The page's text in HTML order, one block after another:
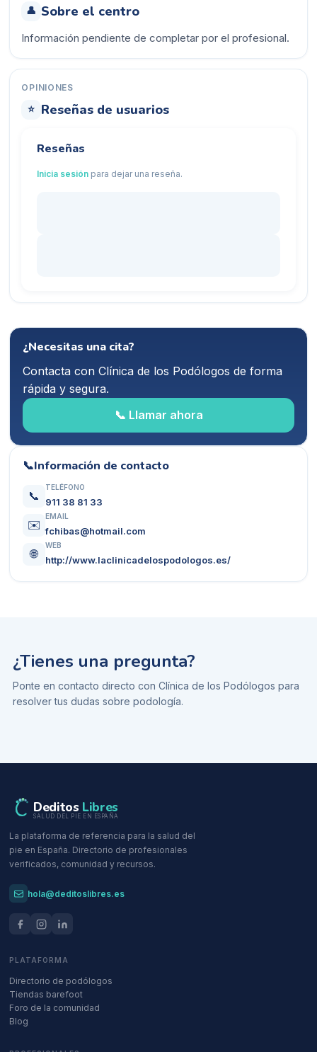
👤 Sobre el centro
Información pendiente de completar por el profesional.
OPINIONES
⭐ Reseñas de usuarios
Reseñas
Inicia sesión para dejar una reseña.
¿Necesitas una cita?
Contacta conClínica de los Podólogos de forma
rápida y segura.
📞 Llamar ahora
📞Información de contacto
📞
TELÉFONO
911 38 81 33
✉️
EMAIL
fchibas@hotmail.com
🌐
WEB
http://www.laclinicadelospodologos.es/
¿Tienes una pregunta?
Ponte en contacto directo con Clínica de los Podólogos para
resolver tus dudas sobre podología.
Deditos Libres
SALUD DEL PIE EN ESPAÑA
La plataforma de referencia para la salud del
pie en España. Directorio de profesionales
verificados, comunidad y recursos.
hola@deditoslibres.es
PLATAFORMA
Directorio de podólogos
Tiendas barefoot
Foro de la comunidad
Blog